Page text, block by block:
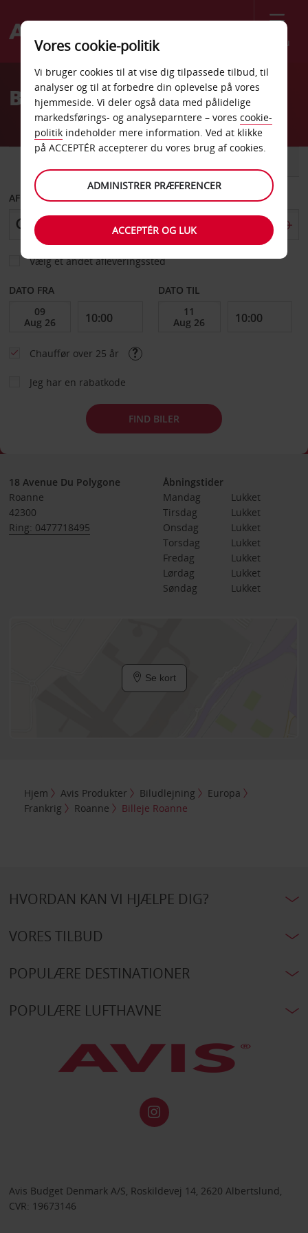
Menu
Welcome
AvisBilleje Roanne
AFHENT FRA
Vælg et andet afleveringssted
DATO FRA DATO TIL
Chauffør over 25 år
Jeg har en rabatkode
FIND BILER
18 Avenue Du Polygone
Roanne
42300
Ring: 0477718495
Åbningstider
Mandag
Lukket
Tirsdag
Lukket
Onsdag
Lukket
Torsdag
Lukket
Fredag
Lukket
Lørdag
Lukket
Søndag
Lukket
Se kort
Hjem Avis Produkter Biludlejning
Europa
Frankrig
Roanne Billeje Roanne
HVORDAN KAN VI HJÆLPE DIG?
VORES TILBUD
POPULÆRE DESTINATIONER
POPULÆRE LUFTHAVNE
Avis Budget Denmark A/S, Roskildevej 14, 2620 Albertslund,
CVR: 19673146
Vores cookie-politik
Vi bruger cookies til at vise dig tilpassede tilbud, til
analyser og til at forbedre din oplevelse på vores
hjemmeside. Vi deler også data med pålidelige
markedsførings- og analyseparntere – vores cookie-
politik indeholder mere information. Ved at klikke
på ACCEPTÉR accepterer du vores brug af cookies.
ADMINISTRER PRÆFERENCER
ACCEPTÉR OG LUK